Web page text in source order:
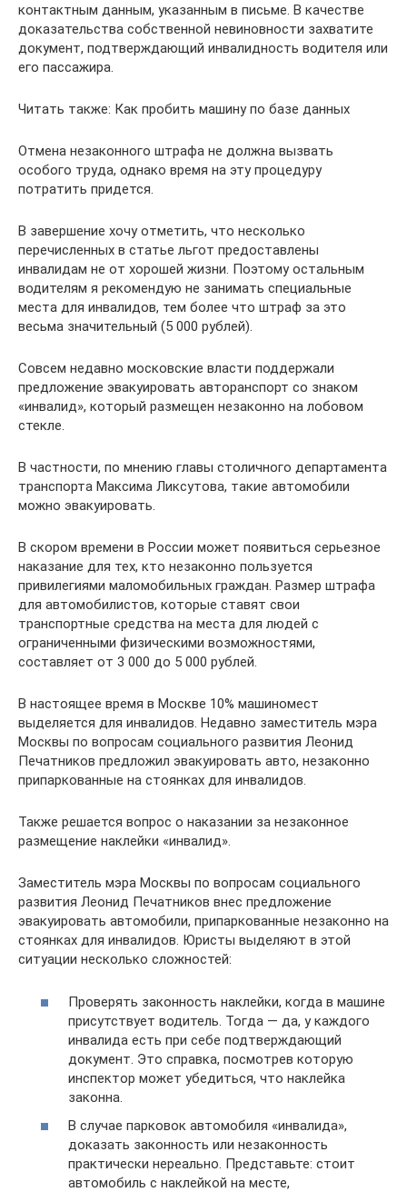
контактным данным, указанным в письме. В качестве
доказательства собственной невиновности захватите
документ, подтверждающий инвалидность водителя или
его пассажира.
Читать также: Как пробить машину по базе данных
Отмена незаконного штрафа не должна вызвать
особого труда, однако время на эту процедуру
потратить придется.
В завершение хочу отметить, что несколько
перечисленных в статье льгот предоставлены
инвалидам не от хорошей жизни. Поэтому остальным
водителям я рекомендую не занимать специальные
места для инвалидов, тем более что штраф за это
весьма значительный (5 000 рублей).
Совсем недавно московские власти поддержали
предложение эвакуировать авторанспорт со знаком
«инвалид», который размещен незаконно на лобовом
стекле.
В частности, по мнению главы столичного департамента
транспорта Максима Ликсутова, такие автомобили
можно эвакуировать.
В скором времени в России может появиться серьезное
наказание для тех, кто незаконно пользуется
привилегиями маломобильных граждан. Размер штрафа
для автомобилистов, которые ставят свои
транспортные средства на места для людей с
ограниченными физическими возможностями,
составляет от 3 000 до 5 000 рублей.
В настоящее время в Москве 10% машиномест
выделяется для инвалидов. Недавно заместитель мэра
Москвы по вопросам социального развития Леонид
Печатников предложил эвакуировать авто, незаконно
припаркованные на стоянках для инвалидов.
Также решается вопрос о наказании за незаконное
размещение наклейки «инвалид».
Заместитель мэра Москвы по вопросам социального
развития Леонид Печатников внес предложение
эвакуировать автомобили, припаркованные незаконно на
стоянках для инвалидов. Юристы выделяют в этой
ситуации несколько сложностей:
Проверять законность наклейки, когда в машине
присутствует водитель. Тогда — да, у каждого
инвалида есть при себе подтверждающий
документ. Это справка, посмотрев которую
инспектор может убедиться, что наклейка
законна.
В случае парковок автомобиля «инвалида»,
доказать законность или незаконность
практически нереально. Представьте: стоит
автомобиль с наклейкой на месте,